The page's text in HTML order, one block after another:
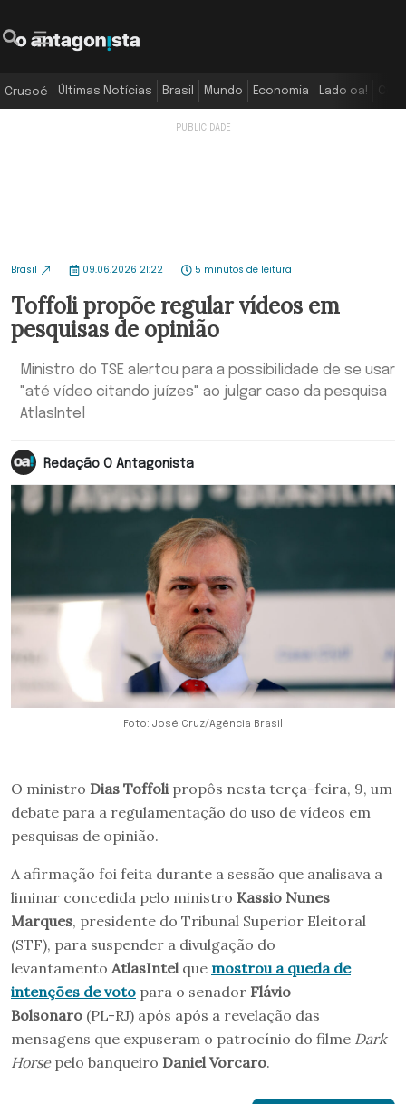
Crusoé Últimas Notícias Brasil Mundo Economia Lado oa!
Brasil 09.06.2026 21:22 5 minutos de leitura
Toffoli propõe regular vídeos em
pesquisas de opinião
Ministro do TSE alertou para a possibilidade de se usar
"até vídeo citando juízes" ao julgar caso da pesquisa
AtlasIntel
Redação O Antagonista
Foto: José Cruz/Agência Brasil
O ministro Dias Toffolipropôs nesta terça-feira, 9, um
debate para a regulamentação do uso de vídeos em
pesquisas de opinião.
A afirmação foi feita durante a sessão que analisava a
liminar concedida pelo ministro Kassio Nunes
Marques, presidente do Tribunal Superior Eleitoral
(STF), para suspender a divulgação do
levantamento AtlasIntelque mostrou a queda de
intenções de voto para o senador Flávio
Bolsonaro (PL-RJ) após após a revelação das
mensagens que expuseram o patrocínio do filme Dark
Horsepelo banqueiro Daniel Vorcaro.